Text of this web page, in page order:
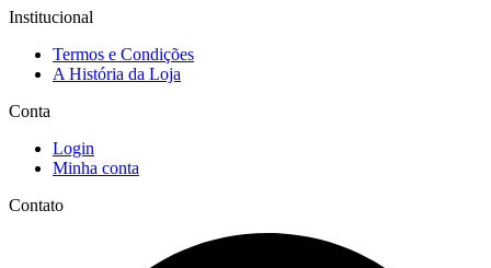
Institucional
Termos e Condições
A História da Loja
Conta
Login
Minha conta
Contato